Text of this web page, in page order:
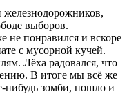
выборов.
не понравился и вскоре
с мусорной кучей.
Лёха радовался, что
В итоге мы всё же
нибудь зомби, пошло и